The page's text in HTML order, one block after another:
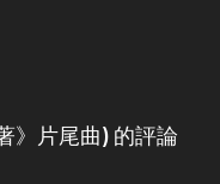
》片尾曲) 的評論